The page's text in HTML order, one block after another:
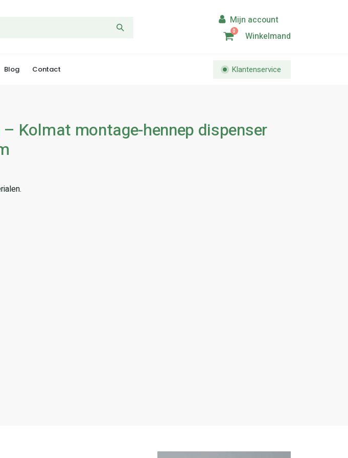
0 Winkelmand
Blog Contact Klantenservice
Kolmat montage-hennep dispenser